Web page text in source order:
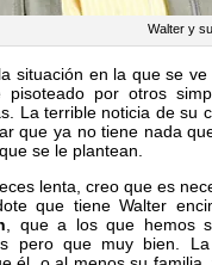
Walter y
situación en la que se
por otros
La terrible noticia de su
que ya no tiene nada
se le plantean.
lenta, creo que es
que tiene Walter
, que a los que hemos
pero que muy bien.